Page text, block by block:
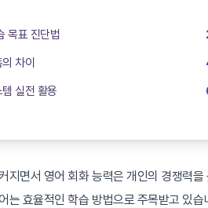
목표 진단법
차이
실전 활용
지면서 영어 회화 능력은 개인의 경쟁력
는 효율적인 학습 방법으로 주목받고 있